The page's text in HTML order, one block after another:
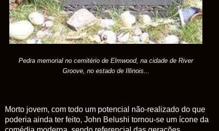
Pedra memorial no cemitério de Elmwood, na cidade de River
Groove, no estado de Illinois...
Morto jovem, com todo um potencial não-realizado do que
poderia ainda ter feito, John Belushi tornou-se um ícone da